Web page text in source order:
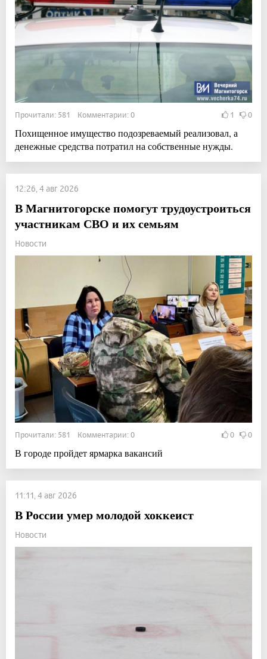
Прочитали: 581 Комментарии: 0 1 0
Похищенное имущество подозреваемый реализовал, а
денежные средства потратил на собственные нужды.
12:26, 4 авг 2026
В Магнитогорске помогут трудоустроиться
участникам СВО и их семьям
Новости
Прочитали: 581 Комментарии: 0 0 0
В городе пройдет ярмарка вакансий
11:11, 4 авг 2026
В России умер молодой хоккеист
Новости